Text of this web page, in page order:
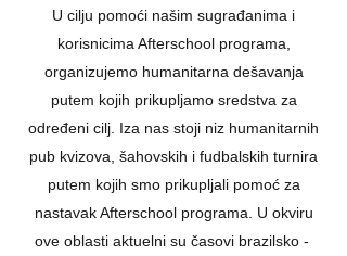
U cilju pomoći našim sugrađanima i
korisnicima Afterschool programa,
organizujemo humanitarna dešavanja
putem kojih prikupljamo sredstva za
određeni cilj. Iza nas stoji niz humanitarnih
pub kvizova, šahovskih i fudbalskih turnira
putem kojih smo prikupljali pomoć za
nastavak Afterschool programa. U okviru
ove oblasti aktuelni su časovi brazilsko -